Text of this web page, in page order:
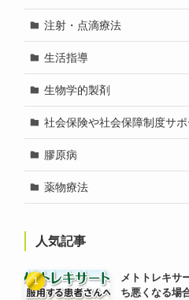
注射・点滴療法
生活指導
生物学的製剤
社会保険や社会保障制度サポ
膠原病
薬物療法
人気記事
メトトレキサ
ち悪くなる場